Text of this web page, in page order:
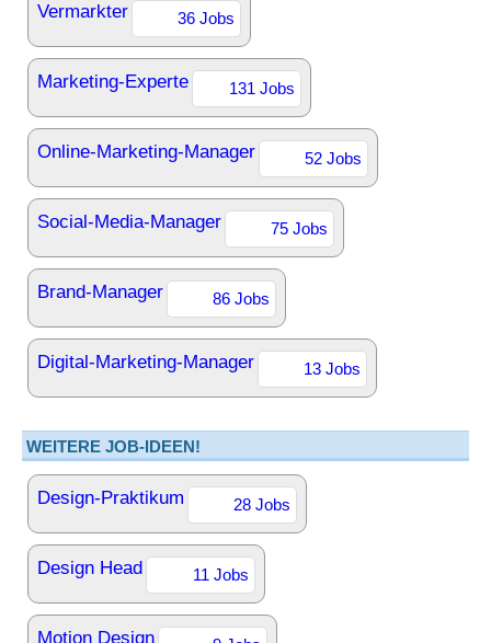
Vermarkter 36 Jobs
Marketing-Experte 131 Jobs
Online-Marketing-Manager 52 Jobs
Social-Media-Manager 75 Jobs
Brand-Manager 86 Jobs
Digital-Marketing-Manager 13 Jobs
WEITERE JOB-IDEEN!
Design-Praktikum 28 Jobs
Design Head 11 Jobs
Motion Design